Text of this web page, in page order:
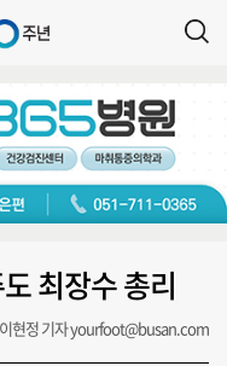
최장수 총리
이현정 기자 yourfoot@busan.com